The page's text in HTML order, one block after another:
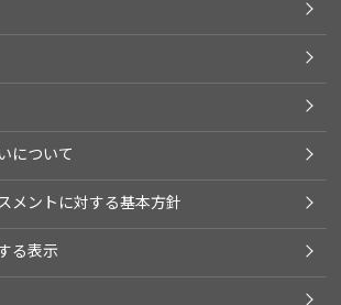
について
メントに対する基本方針
る表示